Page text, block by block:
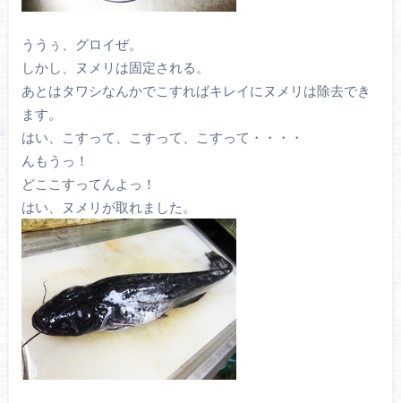
ううぅ、グロイぜ。
しかし、ヌメリは固定される。
あとはタワシなんかでこすればキレイにヌメリは除去でき
ます。
はい、こすって、こすって、こすって・・・・
んもうっ！
どここすってんよっ！
はい、ヌメリが取れました。